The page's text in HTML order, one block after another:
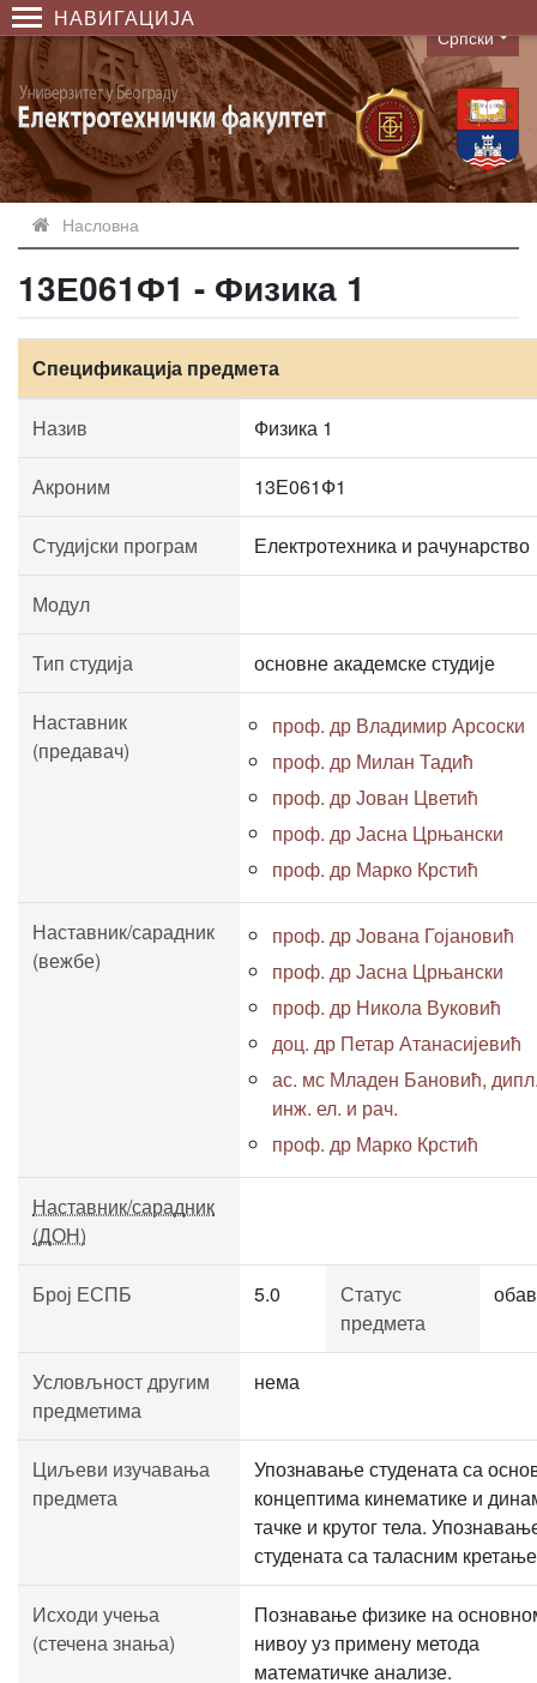
НАВИГАЦИЈА
Language
Српски
Насловна
13Е061Ф1 - Физика 1
Спецификација предмета
Назив Физика 1
Акроним 13Е061Ф1
Студијски програм Електротехника и рачунарство
Модул
Тип студија основне академске студије
Наставник
(предавач)
проф. др Владимир Арсоски
проф. др Милан Тадић
проф. др Јован Цветић
проф. др Јасна Црњански
проф. др Марко Крстић
Наставник/сарадник
(вежбе)
проф. др Јована Гојановић
проф. др Јасна Црњански
проф. др Никола Вуковић
доц. др Петар Атанасијевић
ас. мс Младен Бановић,
инж. ел. и рач.
проф. др Марко Крстић
Наставник/сарадник
(ДОН)
Број ЕСПБ 5.0
Статус
предмета
Условљност другим
предметима
нема
Циљеви изучавања
предмета
Упознавање студената са
концептима кинематике и
тачке и крутог тела.
студената са таласним
Исходи учења
(стечена знања)
Познавање физике на
нивоу уз примену метода
математичке анализе.